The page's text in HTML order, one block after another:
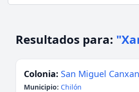
Resultados para:
Colonia: San Miguel
Municipio: Chilón